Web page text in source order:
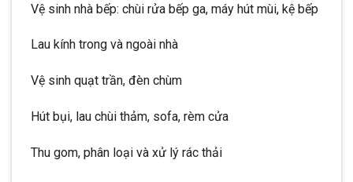
Vệ sinh nhà bếp: chùi rửa bếp ga, máy hút mùi, kệ bếp
Lau kính trong và ngoài nhà
Vệ sinh quạt trần, đèn chùm
Hút bụi, lau chùi thảm, sofa, rèm cửa
Thu gom, phân loại và xử lý rác thải